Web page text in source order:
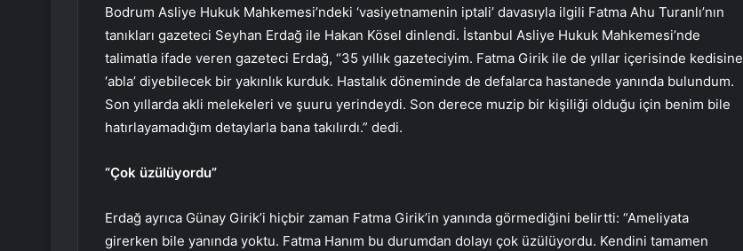
Bodrum Asliye Hukuk Mahkemesi’ndeki ‘vasiyetnamenin iptali’ davasıyla ilgili Fatma Ahu Turanlı’nın
tanıkları gazeteci Seyhan Erdağ ile Hakan Kösel dinlendi. İstanbul Asliye Hukuk Mahkemesi’nde
talimatla ifade veren gazeteci Erdağ, “35 yıllık gazeteciyim. Fatma Girik ile de yıllar içerisinde kedisine
‘abla’ diyebilecek bir yakınlık kurduk. Hastalık döneminde de defalarca hastanede yanında bulundum.
Son yıllarda akli melekeleri ve şuuru yerindeydi. Son derece muzip bir kişiliği olduğu için benim bile
hatırlayamadığım detaylarla bana takılırdı.” dedi.
“Çok üzülüyordu”
Erdağ ayrıca Günay Girik’i hiçbir zaman Fatma Girik’in yanında görmediğini belirtti: “Ameliyata
girerken bile yanında yoktu. Fatma Hanım bu durumdan dolayı çok üzülüyordu. Kendini tamamen